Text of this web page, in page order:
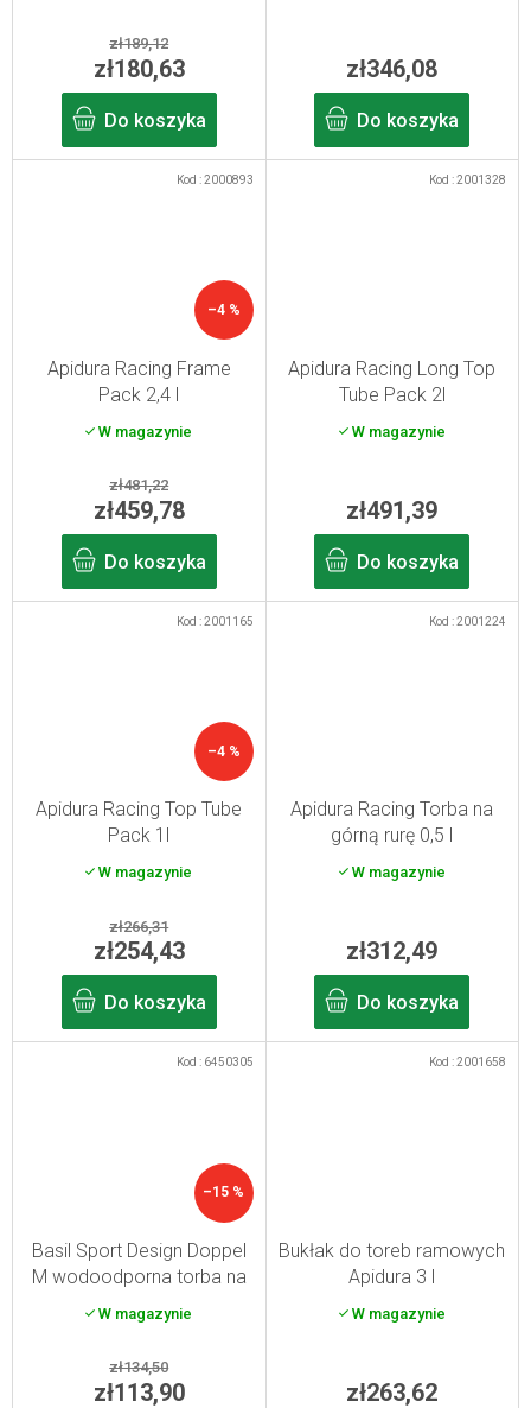
zł189,12
zł180,63
Do koszyka
zł346,08
Do koszyka
–4 %
Apidura Racing Frame
Pack 2,4 l
W magazynie
zł481,22
zł459,78
Do koszyka
Kod :2000893
Apidura Racing Long Top
Tube Pack 2l
W magazynie
zł491,39
Do koszyka
Kod :2001328
–4 %
Apidura Racing Top Tube
Pack 1l
W magazynie
zł266,31
zł254,43
Do koszyka
Kod :2001165
Apidura Racing Torba na
górną rurę 0,5 l
W magazynie
zł312,49
Do koszyka
Kod :2001224
–15 %
Basil Sport Design Doppel
M wodoodporna torba na
ramę czarna 1,5 l
W magazynie
zł134,50
zł113,90
Kod : 6450305
Bukłak do toreb ramowych
Apidura 3 l
W magazynie
zł263,62
Kod :2001658